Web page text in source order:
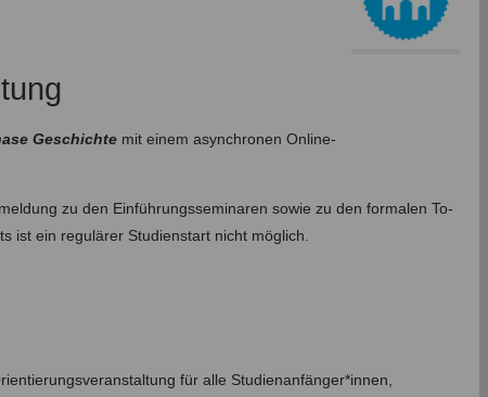
Geschichte mit einem asynchronen Online-
zu den Einführungsseminaren sowie zu den formalen To-
ist ein regulärer Studienstart nicht möglich.
für alle Studienanfänger*innen,